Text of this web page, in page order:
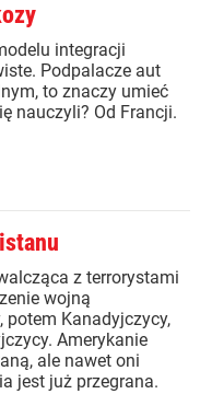
integracji
Podpalacze aut
to znaczy umieć
nauczyli? Od Francji.
z terrorystami
wojną
potem Kanadyjczycy,
Amerykanie
ale nawet oni
jest już przegrana.